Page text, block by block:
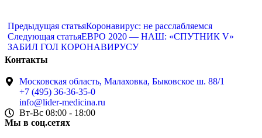
Предыдущая статьяКоронавирус: не расслабляемся
Следующая статьяЕВРО 2020 — НАШ: «СПУТНИК V»
ЗАБИЛ ГОЛ КОРОНАВИРУСУ
Контакты
Московская область, Малаховка, Быковское ш. 88/1
+7 (495) 36-36-35-0
info@lider-medicina.ru
Вт-Вс 08:00 - 18:00
Мы в соц.сетях